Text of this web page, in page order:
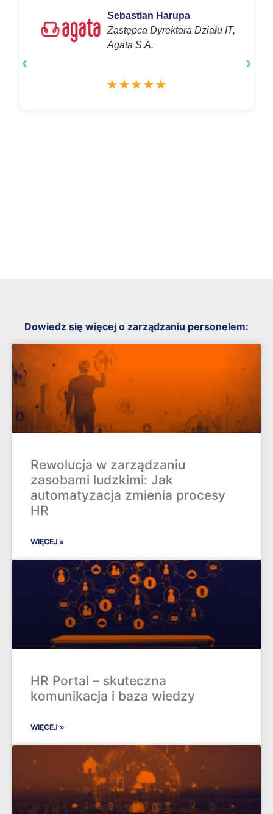
Sebastian Harupa
Zastępca Dyrektora Działu IT,
Agata S.A.
★★★★★
‹ ›
Dowiedz się więcej o zarządzaniu personelem:
Rewolucja w zarządzaniu
zasobami ludzkimi: Jak
automatyzacja zmienia procesy
HR
WIĘCEJ »
HR Portal – skuteczna
komunikacja i baza wiedzy
WIĘCEJ »